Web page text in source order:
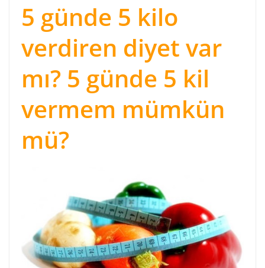
5 günde 5 kilo
verdiren diyet var
mı? 5 günde 5 kil
vermem mümkün
mü?